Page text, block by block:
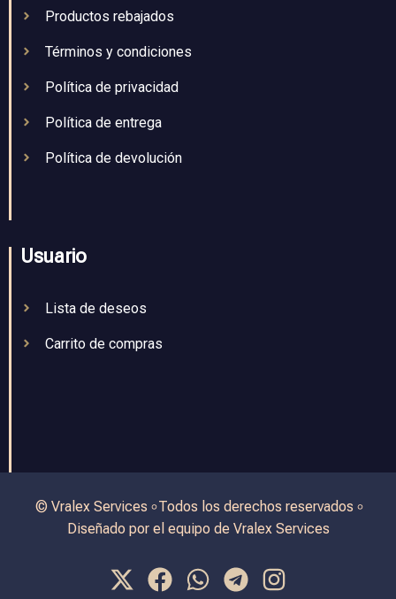
Productos rebajados
Términos y condiciones
Política de privacidad
Política de entrega
Política de devolución
Usuario
Lista de deseos
Carrito de compras
© Vralex Services ৹ Todos los derechos reservados ৹
Diseñado por el equipo de Vralex Services